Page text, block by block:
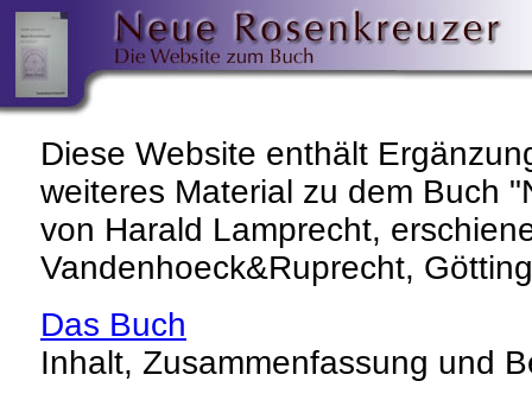
Diese Website enthält
weiteres Material zu dem Buch
von Harald Lamprecht,
Vandenhoeck&Ruprecht,
Das Buch
Inhalt, Zusammenfassung und